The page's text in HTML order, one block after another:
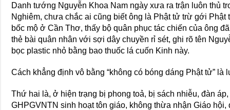
Danh tướng Nguyễn Khoa Nam ngày xưa ra trận luôn thủ
Nghiêm, chưa chắc ai cũng biết ông là Phật tử trừ gới
bốc mộ ở Cần Thơ, thấy bộ quân phục tác chiến của ông
thẻ bài quân nhân với sợi dây chuyền rỉ sét, ghi rõ tên
bọc plastic nhỏ bằng bao thuốc lá cuốn Kinh này.
Cách khẳng định vô bằng “không có bóng dáng Phật tử”
Thứ hai là, ở hiện trạng bị phong toả, bị sách nhiễu, đàn
GHPGVNTN sinh hoạt tôn giáo, không thừa nhận Giáo